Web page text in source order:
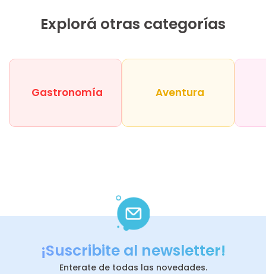
Explorá otras categorías
Gastronomía Aventura
¡Suscribite al newsletter!
Enterate de todas las novedades.